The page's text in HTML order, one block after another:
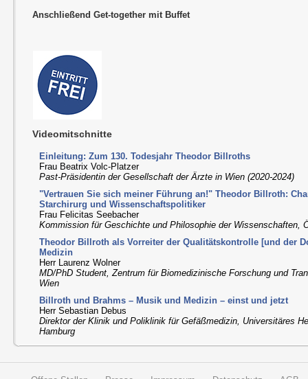
Anschließend Get-together mit Buffet
Videomitschnitte
Einleitung: Zum 130. Todesjahr Theodor Billroths
Frau Beatrix Volc-Platzer
Past-Präsidentin der Gesellschaft der Ärzte in Wien (2020-2024)
"Vertrauen Sie sich meiner Führung an!" Theodor Billroth:
Starchirurg und Wissenschaftspolitiker
Frau Felicitas Seebacher
Kommission für Geschichte und Philosophie der Wissenschaften,
Theodor Billroth als Vorreiter der Qualitätskontrolle [und der
Medizin
Herr Laurenz Wolner
MD/PhD Student, Zentrum für Biomedizinische Forschung und
Wien
Billroth und Brahms – Musik und Medizin – einst und jetzt
Herr Sebastian Debus
Direktor der Klinik und Poliklinik für Gefäßmedizin, Universitäres
Hamburg